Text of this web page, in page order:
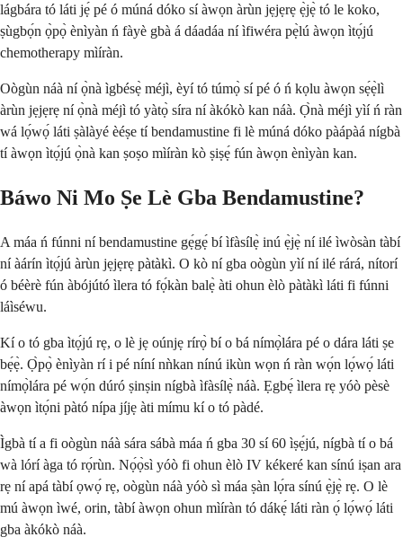
lágbára tó láti jẹ́ pé ó múná dóko sí àwọn àrùn jẹjẹrẹ ẹ̀jẹ̀ tó le koko,
ṣùgbọ́n ọ̀pọ̀ ènìyàn ń fàyè gbà á dáadáa ní ìfiwéra pẹ̀lú àwọn ìtọ́jú
chemotherapy mìíràn.
Oògùn náà ní ọ̀nà ìgbésẹ̀ méjì, èyí tó túmọ̀ sí pé ó ń kọlu àwọn sẹ́ẹ̀lì
àrùn jẹjẹrẹ ní ọ̀nà méjì tó yàtọ̀ síra ní àkókò kan náà. Ọ̀nà méjì yìí ń ràn
wá lọ́wọ́ láti ṣàlàyé èéṣe tí bendamustine fi lè múná dóko pàápàá nígbà
tí àwọn ìtọ́jú ọ̀nà kan ṣoṣo mìíràn kò ṣiṣẹ́ fún àwọn ènìyàn kan.
Báwo Ni Mo Ṣe Lè Gba Bendamustine?
A máa ń fúnni ní bendamustine gẹ́gẹ́ bí ìfàsílẹ̀ inú ẹ̀jẹ̀ ní ilé ìwòsàn tàbí
ní àárín ìtọ́jú àrùn jẹjẹrẹ pàtàkì. O kò ní gba oògùn yìí ní ilé rárá, nítorí
ó béèrè fún àbójútó ìlera tó fọ́kàn balẹ̀ àti ohun èlò pàtàkì láti fi fúnni
láìséwu.
Kí o tó gba ìtọ́jú rẹ, o lè jẹ oúnjẹ rírọ̀ bí o bá nímọ̀lára pé o dára láti ṣe
bẹ́ẹ̀. Ọ̀pọ̀ ènìyàn rí i pé níní nǹkan nínú ikùn wọn ń ràn wọ́n lọ́wọ́ láti
nímọ̀lára pé wọ́n dúró ṣinṣin nígbà ìfàsílẹ̀ náà. Ẹgbẹ́ ìlera rẹ yóò pèsè
àwọn ìtọ́ni pàtó nípa jíjẹ àti mímu kí o tó pàdé.
Ìgbà tí a fi oògùn náà sára sábà máa ń gba 30 sí 60 ìṣẹ́jú, nígbà tí o bá
wà lórí àga tó rọ́rùn. Nọ́ọ̀sì yóò fi ohun èlò IV kékeré kan sínú iṣan ara
rẹ ní apá tàbí ọwọ́ rẹ, oògùn náà yóò sì máa ṣàn lọ́ra sínú ẹ̀jẹ̀ rẹ. O lè
mú àwọn ìwé, orin, tàbí àwọn ohun mìíràn tó dákẹ́ láti ràn ọ́ lọ́wọ́ láti
gba àkókò náà.